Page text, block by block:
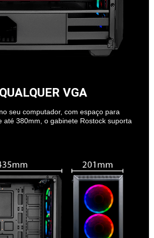
VGA
seu computador, com espaço para
até 380mm, o gabinete Rostock suporta